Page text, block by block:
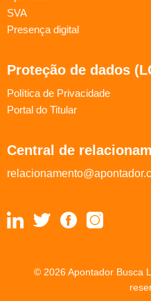
SVA
Presença digital
Proteção de dados
Política de Privacidade
Portal do Titular
Central de
© 2026 Apontador Busca